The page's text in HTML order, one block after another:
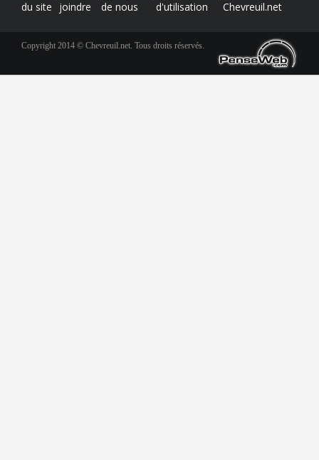
du site
joindre
de nous
d'utilisation
Chevreuil.net
Copyright 2014 © Chevreuil.net. Tous droits réservés.